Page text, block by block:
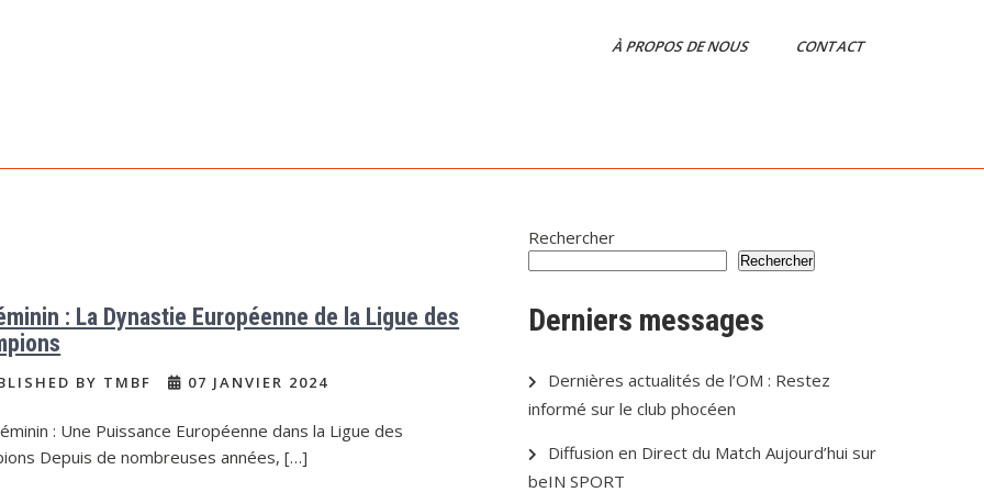
À PROPOS DE NOUS CONTACT
: La Dynastie Européenne de la Ligue des
BY TMBF 07 JANVIER 2024
: Une Puissance Européenne dans la Ligue des
Depuis de nombreuses années, […]
Rechercher
Rechercher
Derniers messages
Dernières actualités de l’OM : Restez
informé sur le club phocéen
Diffusion en Direct du Match Aujourd’hui sur
beIN SPORT